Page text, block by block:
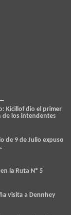
Kicillof dio el primer
de los intendentes
de 9 de Julio expuso
la Ruta Nº 5
visita a Dennhey